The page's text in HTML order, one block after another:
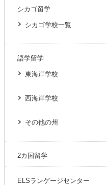
シカゴ留学
シカゴ学校一覧
語学留学
東海岸学校
西海岸学校
その他の州
2カ国留学
ELSランゲージセンター